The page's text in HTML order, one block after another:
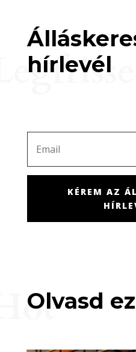
hírlevél
KÉREM AZ
Olvasd